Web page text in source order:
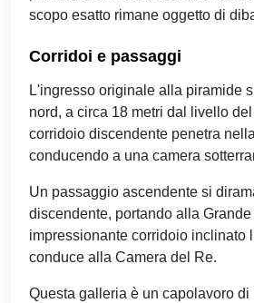
scopo esatto rimane oggetto di
Corridoi e passaggi
L'ingresso originale alla piramide
nord, a circa 18 metri dal livello
corridoio discendente penetra
conducendo a una camera
Un passaggio ascendente si
discendente, portando alla
impressionante corridoio inclinato
conduce alla Camera del Re.
Questa galleria è un capolavoro